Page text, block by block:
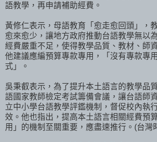
語教學，再申請補助經費。
黃修仁表示，母語教育「愈走愈回頭」，
愈來愈少，讓地方政府推動台語教學無以
經費嚴重不足，使得教學品質、教材、師
他建議應編預算專款專用，「沒有專款專
式」。
吳秉叡表示，為了提升本土語言的教學品
語國家教師檢定考試籌備會議，讓台語師
立中小學台語教學評鑑機制，督促校內執
效。他也指出，提高本土語言相關經費預
用」的機制至關重要，應盡速推行。(台灣